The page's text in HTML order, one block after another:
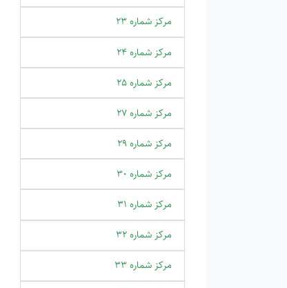
مرکز شماره 23
مرکز شماره 24
مرکز شماره 25
مرکز شماره 27
مرکز شماره 29
مرکز شماره 30
مرکز شماره 31
مرکز شماره 32
مرکز شماره 33